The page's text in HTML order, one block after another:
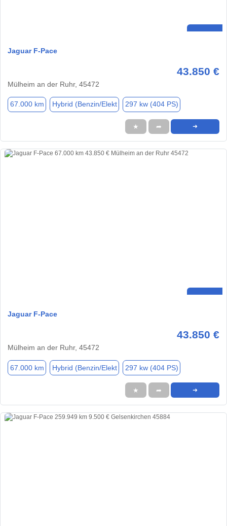
Jaguar F-Pace
43.850 €
Mülheim an der Ruhr, 45472
67.000 km Hybrid (Benzin/Elekt 297 kw (404 PS)
★ ➦ ➜
Jaguar F-Pace
43.850 €
Mülheim an der Ruhr, 45472
67.000 km Hybrid (Benzin/Elekt 297 kw (404 PS)
★ ➦ ➜